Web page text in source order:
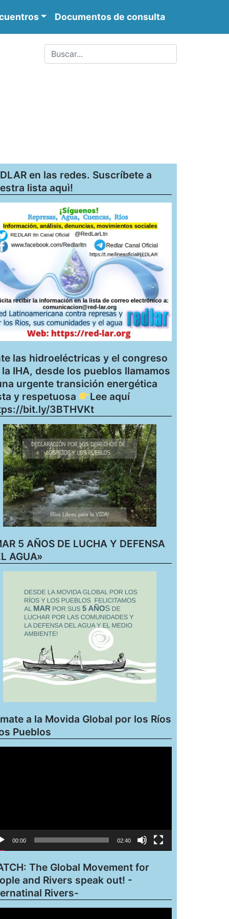
Documentos de consulta
en las redes. Suscríbete a
lista aquì!
las hidroeléctricas y el congreso
la IHA, desde los pueblos llamamos
urgente transición energética
y respetuosa
Lee aquí
bit.ly/3BTHVKt
5 AÑOS DE LUCHA Y DEFENSA
AGUA»
a la Movida Global por los Ríos
Pueblos
00:00 02:40
The Global Movement for
and Rivers speak out! -
Rivers-